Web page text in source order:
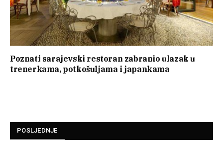
Poznati sarajevski restoran zabranio ulazak u
trenerkama, potkošuljama i japankama
POSLJEDNJE